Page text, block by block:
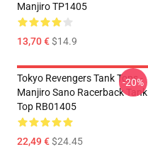
Manjiro TP1405
13,70 €$14.9
Tokyo Revengers Tank Tops -
Manjiro Sano Racerback Tank
Top RB01405
22,49 €$24.45
-20%